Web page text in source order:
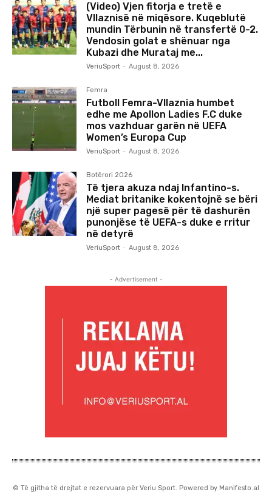
(Video) Vjen fitorja e tretë e
Vllaznisë në miqësore. Kuqeblutë
mundin Tërbunin në transfertë 0-2.
Vendosin golat e shënuar nga
Kubazi dhe Murataj me...
VeriuSport - August 8, 2026
Femra
Futboll Femra-Vllaznia humbet
edhe me Apollon Ladies F.C duke
mos vazhduar garën në UEFA
Women’s Europa Cup
VeriuSport - August 8, 2026
Botërori 2026
Të tjera akuza ndaj Infantino-s.
Mediat britanike kokentojnë se bëri
një super pagesë për të dashurën
punonjëse të UEFA-s duke e rritur
në detyrë
VeriuSport - August 8, 2026
- Advertisement -
© Të gjitha të drejtat e rezervuara për Veriu Sport. Powered by Manifesto.al